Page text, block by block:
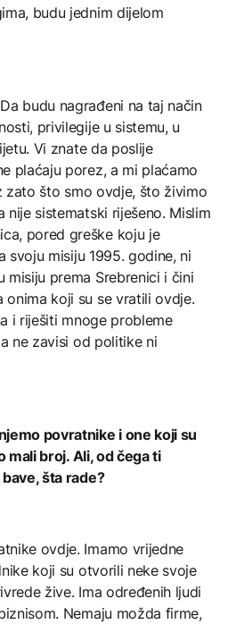
budu jednim dijelom
budu nagrađeni na taj način
privilegije u sistemu, u
Vi znate da poslije
plaćaju porez, a mi plaćamo
zato što smo ovdje, što živimo
nije sistematski riješeno. Mislim
pored greške koju je
svoju misiju 1995. godine, ni
misiju prema Srebrenici i čini
onima koji su se vratili ovdje.
i riješiti mnoge probleme
ne zavisi od politike ni
povratnike i one koji su
mali broj. Ali, od čega ti
šta rade?
ovdje. Imamo vrijedne
koji su otvorili neke svoje
žive. Ima određenih ljudi
Nemaju možda firme,